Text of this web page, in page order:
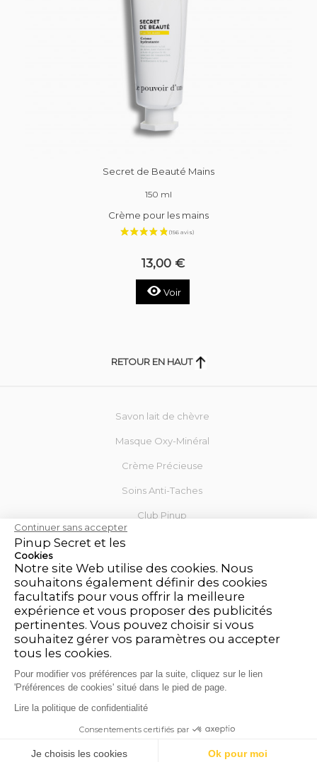
Continuer sans accepter
Pinup Secret et les
Cookies
Notre site Web utilise des cookies. Nous
souhaitons également définir des cookies
facultatifs pour vous offrir la meilleure
expérience et vous proposer des publicités
pertinentes. Vous pouvez choisir si vous
souhaitez gérer vos paramètres ou accepter
tous les cookies.
Pour modifier vos préférences par la suite, cliquez sur le lien
'Préférences de cookies' situé dans le pied de page.
Lire la politique de confidentialité
Consentements certifiés par
Je choisis les cookies Ok pour moi
Secret de Beauté Mains
150 ml
Crème pour les mains
13,00 €
Voir
RETOUR EN HAUT
Savon lait de chèvre
Masque Oxy-Minéral
Crème Précieuse
Soins Anti-Taches
Club Pinup
Mon Compte
Contactez-nous
Mentions légales
CGV
Politique de retour et de remboursement
Charte pour la protection des données personnelles
Marchand approuvé par la Société des Avis Garantis,
★★★★★